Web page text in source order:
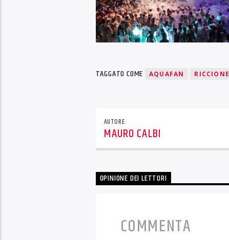
TAGGATO COME AQUAFAN RICCIONE
AUTORE
MAURO CALBI
OPINIONE DEI LETTORI
COMMENTA